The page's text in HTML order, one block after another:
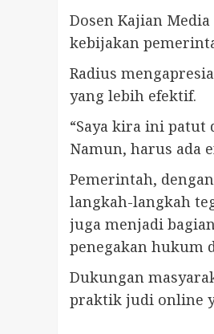
Dosen Kajian
kebijakan
Radius
yang lebih efektif.
“Saya kira ini
Namun, harus ada
Pemerintah,
langkah-langkah
juga menjadi
penegakan hukum
Dukungan
praktik judi online